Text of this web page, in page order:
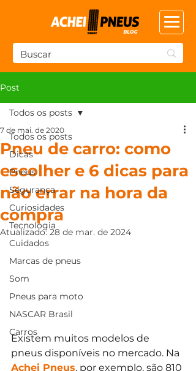
Post
Todos os posts
Dicas
Pneus
Segurança
Curiosidades
Tecnologia
Cuidados
Marcas de pneus
Som
Pneus para moto
NASCAR Brasil
Carros
Todos os posts
Pneu de carro: como
escolher e 6 dicas para
não errar na hora da
compra
7 de mai. de 2020
Atualizado:28 de mar. de 2024
Existem muitos modelos de
pneus disponíveis no mercado. Na
Achei Pneus, por exemplo, são 810